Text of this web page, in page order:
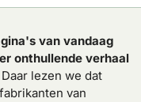
van vandaag
onthullende verhaal
Daar lezen we dat
van